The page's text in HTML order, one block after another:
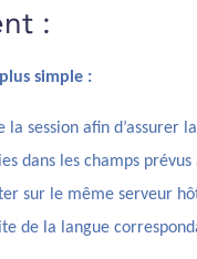
:
simple :
la session afin
dans les champs
sur le même serveur
de la langue